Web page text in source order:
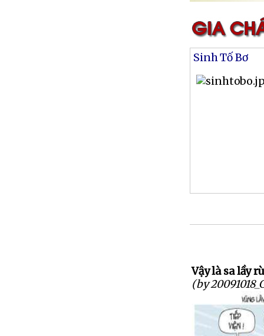
Sinh Tố Bơ
Vậy là sa lầy
(by